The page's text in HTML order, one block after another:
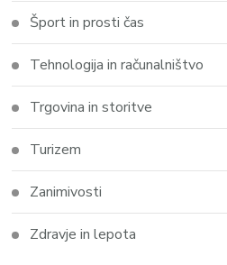
Šport in prosti čas
Tehnologija in računalništvo
Trgovina in storitve
Turizem
Zanimivosti
Zdravje in lepota